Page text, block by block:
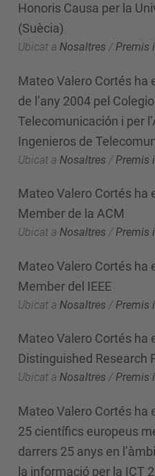
Honoris Causa per la
(Suècia)
Ubicat a Nosaltres /Premis
Mateo Valero Cortés ha
de l’any 2004 pel
Telecomunicación i per
Ingenieros de
Ubicat a Nosaltres / Premis
Mateo Valero Cortés ha
Member de la ACM
Ubicat a Nosaltres /Premis
Mateo Valero Cortés ha
Member del IEEE
Ubicat a Nosaltres / Premis
Mateo Valero Cortés ha
Distinguished Research
Ubicat a Nosaltres /Premis
Mateo Valero Cortés ha
25 científics europeus
darrers 25 anys en
la informació per la ICT